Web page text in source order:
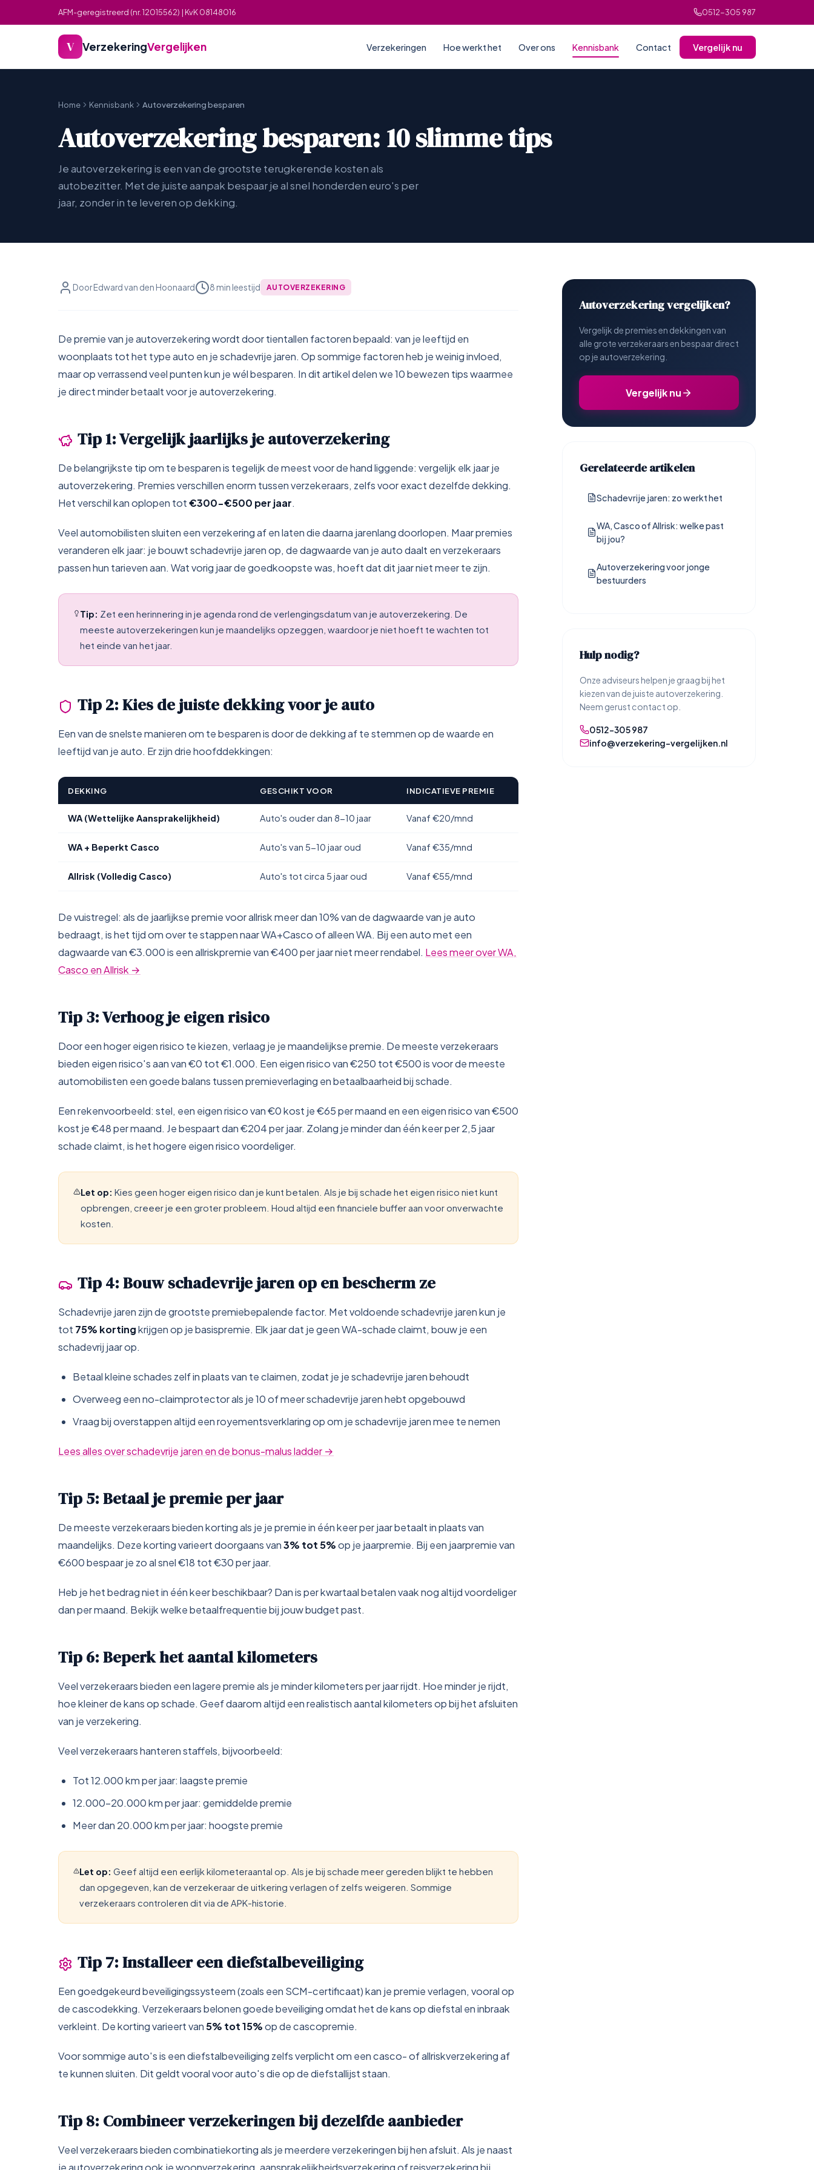
AFM-geregistreerd (nr. 12015562) | KvK 08148016 0512-305 987
V VerzekeringVergelijken Verzekeringen Hoe werkt het Over ons Kennisbank Contact Vergelijk nu
Home Kennisbank Autoverzekering besparen
Autoverzekering besparen: 10 slimme tips
Je autoverzekering is een van de grootste terugkerende kosten als
autobezitter. Met de juiste aanpak bespaar je al snel honderden euro's per
jaar, zonder in te leveren op dekking.
Door Edward van den Hoonaard 8 min leestijd AUTOVERZEKERING
De premie van je autoverzekering wordt door tientallen factoren bepaald: van je leeftijd en
woonplaats tot het type auto en je schadevrije jaren. Op sommige factoren heb je weinig invloed,
maar op verrassend veel punten kun je wél besparen. In dit artikel delen we 10 bewezen tips waarmee
je direct minder betaalt voor je autoverzekering.
Tip 1: Vergelijk jaarlijks je autoverzekering
De belangrijkste tip om te besparen is tegelijk de meest voor de hand liggende: vergelijk elk jaar je
autoverzekering. Premies verschillen enorm tussen verzekeraars, zelfs voor exact dezelfde dekking.
Het verschil kan oplopen tot€300-€500 per jaar.
Veel automobilisten sluiten een verzekering af en laten die daarna jarenlang doorlopen. Maar premies
veranderen elk jaar: je bouwt schadevrije jaren op, de dagwaarde van je auto daalt en verzekeraars
passen hun tarieven aan. Wat vorig jaar de goedkoopste was, hoeft dat dit jaar niet meer te zijn.
Tip: Zet een herinnering in je agenda rond de verlengingsdatum van je autoverzekering. De
meeste autoverzekeringen kun je maandelijks opzeggen, waardoor je niet hoeft te wachten tot
het einde van het jaar.
Tip 2: Kies de juiste dekking voor je auto
Een van de snelste manieren om te besparen is door de dekking af te stemmen op de waarde en
leeftijd van je auto. Er zijn drie hoofddekkingen:
DEKKING GESCHIKT VOOR INDICATIEVE PREMIE
WA (Wettelijke Aansprakelijkheid) Auto's ouder dan 8-10 jaar Vanaf €20/mnd
WA + Beperkt Casco Auto's van 5-10 jaar oud Vanaf €35/mnd
Allrisk (Volledig Casco) Auto's tot circa 5 jaar oud Vanaf €55/mnd
De vuistregel: als de jaarlijkse premie voor allrisk meer dan 10% van de dagwaarde van je auto
bedraagt, is het tijd om over te stappen naar WA+Casco of alleen WA. Bij een auto met een
dagwaarde van €3.000 is een allriskpremie van €400 per jaar niet meer rendabel. Lees meer over WA,
Casco en Allrisk →
Tip 3: Verhoog je eigen risico
Door een hoger eigen risico te kiezen, verlaag je je maandelijkse premie. De meeste verzekeraars
bieden eigen risico's aan van €0 tot €1.000. Een eigen risico van €250 tot €500 is voor de meeste
automobilisten een goede balans tussen premieverlaging en betaalbaarheid bij schade.
Een rekenvoorbeeld: stel, een eigen risico van €0 kost je €65 per maand en een eigen risico van €500
kost je €48 per maand. Je bespaart dan €204 per jaar. Zolang je minder dan één keer per 2,5 jaar
schade claimt, is het hogere eigen risico voordeliger.
Let op: Kies geen hoger eigen risico dan je kunt betalen. Als je bij schade het eigen risico niet kunt
opbrengen, creeer je een groter probleem. Houd altijd een financiele buffer aan voor onverwachte
kosten.
Tip 4: Bouw schadevrije jaren op en bescherm ze
Schadevrije jaren zijn de grootste premiebepalende factor. Met voldoende schadevrije jaren kun je
tot 75% kortingkrijgen op je basispremie. Elk jaar dat je geen WA-schade claimt, bouw je een
schadevrij jaar op.
Betaal kleine schades zelf in plaats van te claimen, zodat je je schadevrije jaren behoudt
Overweeg een no-claimprotector als je 10 of meer schadevrije jaren hebt opgebouwd
Vraag bij overstappen altijd een royementsverklaring op om je schadevrije jaren mee te nemen
Lees alles over schadevrije jaren en de bonus-malus ladder →
Tip 5: Betaal je premie per jaar
De meeste verzekeraars bieden korting als je je premie in één keer per jaar betaalt in plaats van
maandelijks. Deze korting varieert doorgaans van3% tot 5%op je jaarpremie. Bij een jaarpremie van
€600 bespaar je zo al snel €18 tot €30 per jaar.
Heb je het bedrag niet in één keer beschikbaar? Dan is per kwartaal betalen vaak nog altijd voordeliger
dan per maand. Bekijk welke betaalfrequentie bij jouw budget past.
Tip 6: Beperk het aantal kilometers
Veel verzekeraars bieden een lagere premie als je minder kilometers per jaar rijdt. Hoe minder je rijdt,
hoe kleiner de kans op schade. Geef daarom altijd een realistisch aantal kilometers op bij het afsluiten
van je verzekering.
Veel verzekeraars hanteren staffels, bijvoorbeeld:
Tot 12.000 km per jaar: laagste premie
12.000-20.000 km per jaar: gemiddelde premie
Meer dan 20.000 km per jaar: hoogste premie
Let op: Geef altijd een eerlijk kilometeraantal op. Als je bij schade meer gereden blijkt te hebben
dan opgegeven, kan de verzekeraar de uitkering verlagen of zelfs weigeren. Sommige
verzekeraars controleren dit via de APK-historie.
Tip 7: Installeer een diefstalbeveiliging
Een goedgekeurd beveiligingssysteem (zoals een SCM-certificaat) kan je premie verlagen, vooral op
de cascodekking. Verzekeraars belonen goede beveiliging omdat het de kans op diefstal en inbraak
verkleint. De korting varieert van5% tot 15%op de cascopremie.
Voor sommige auto's is een diefstalbeveiliging zelfs verplicht om een casco- of allriskverzekering af
te kunnen sluiten. Dit geldt vooral voor auto's die op de diefstallijst staan.
Tip 8: Combineer verzekeringen bij dezelfde aanbieder
Veel verzekeraars bieden combinatiekorting als je meerdere verzekeringen bij hen afsluit. Als je naast
je autoverzekering ook je woonverzekering, aansprakelijkheidsverzekering of reisverzekering bij
Autoverzekering vergelijken?
Vergelijk de premies en dekkingen van
alle grote verzekeraars en bespaar direct
op je autoverzekering.
Vergelijk nu
Gerelateerde artikelen
Schadevrije jaren: zo werkt het
WA, Casco of Allrisk: welke past
bij jou?
Autoverzekering voor jonge
bestuurders
Hulp nodig?
Onze adviseurs helpen je graag bij het
kiezen van de juiste autoverzekering.
Neem gerust contact op.
0512-305 987
info@verzekering-vergelijken.nl